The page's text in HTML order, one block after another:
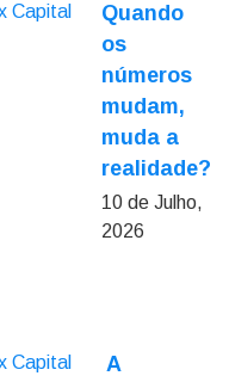
Quando
os
números
mudam,
muda a
realidade?
10 de Julho,
2026
A